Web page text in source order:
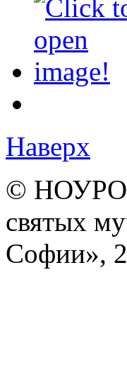
Наверх
© НОУРО
святых
Софии»,